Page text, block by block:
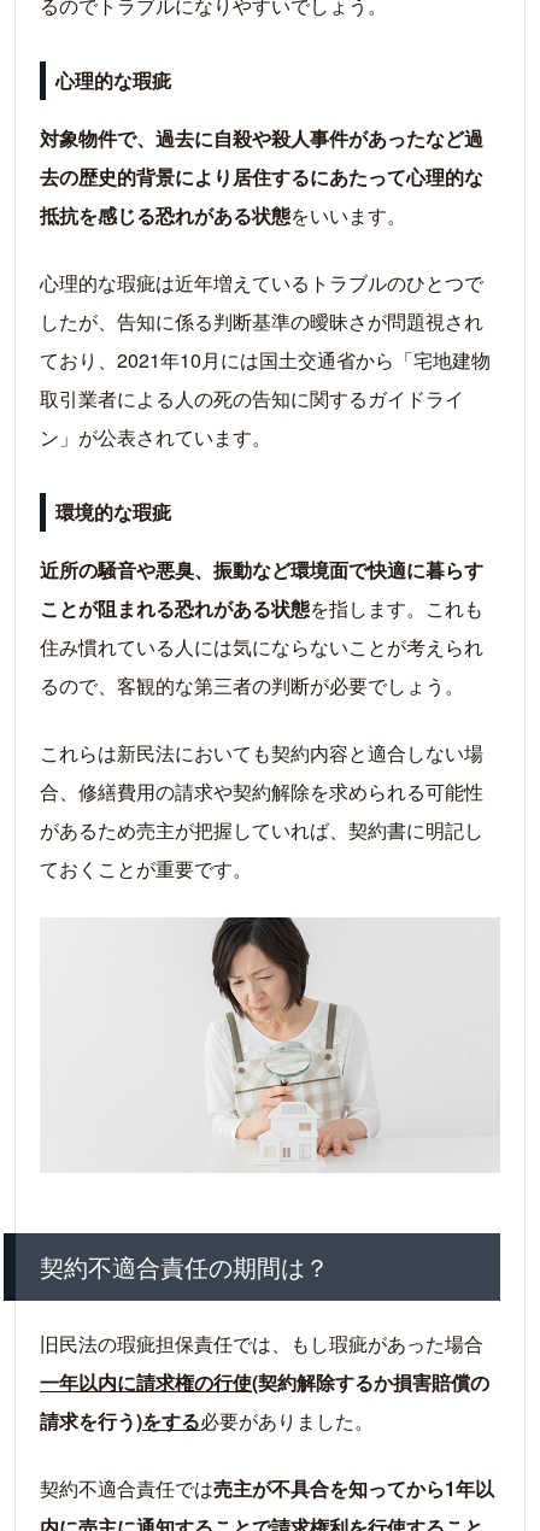
るのでトラブルになりやすいでしょう。
心理的な瑕疵
対象物件で、過去に自殺や殺人事件があったなど過
去の歴史的背景により居住するにあたって心理的な
抵抗を感じる恐れがある状態をいいます。
心理的な瑕疵は近年増えているトラブルのひとつで
したが、告知に係る判断基準の曖昧さが問題視され
ており、2021年10月には国土交通省から「宅地建物
取引業者による人の死の告知に関するガイドライ
ン」が公表されています。
環境的な瑕疵
近所の騒音や悪臭、振動など環境面で快適に暮らす
ことが阻まれる恐れがある状態を指します。これも
住み慣れている人には気にならないことが考えられ
るので、客観的な第三者の判断が必要でしょう。
これらは新民法においても契約内容と適合しない場
合、修繕費用の請求や契約解除を求められる可能性
があるため売主が把握していれば、契約書に明記し
ておくことが重要です。
契約不適合責任の期間は？
旧民法の瑕疵担保責任では、もし瑕疵があった場合
一年以内に請求権の行使(契約解除するか損害賠償の
請求を行う)をする必要がありました。
契約不適合責任では売主が不具合を知ってから1年以